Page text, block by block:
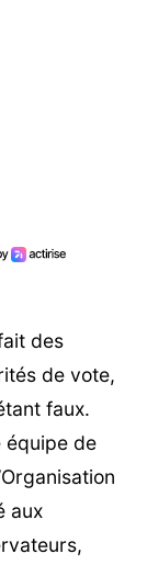
des
de vote,
faux.
équipe de
aux